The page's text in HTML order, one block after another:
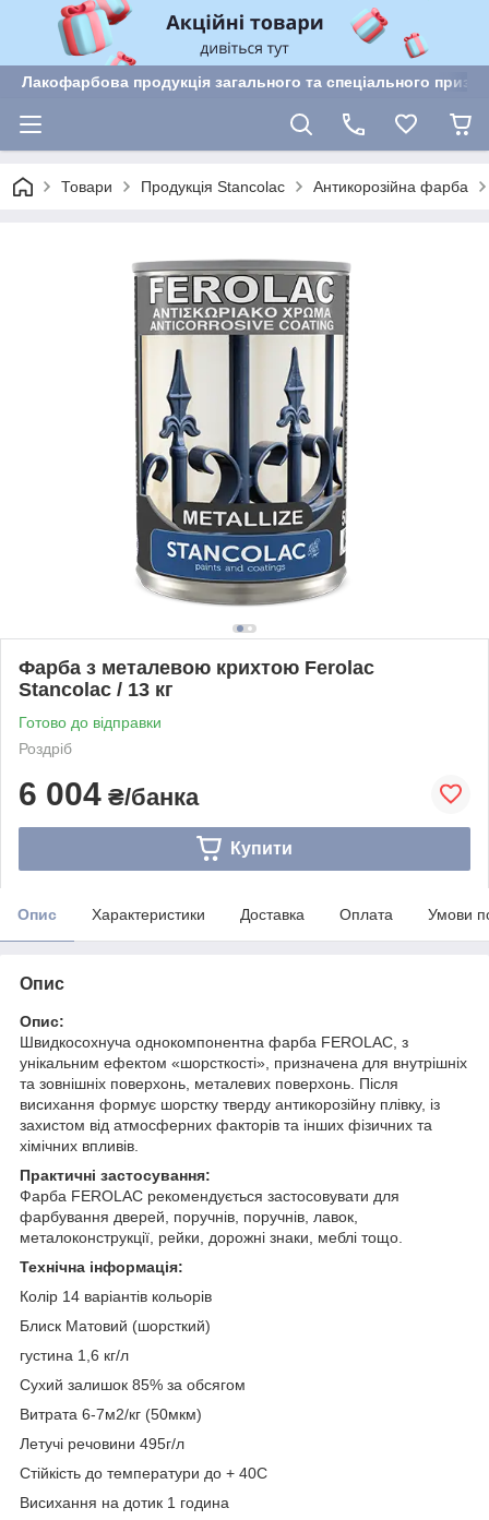
Лакофарбова продукція загального та спеціального
Товари Продукція Stancolac Антикорозійна фарба
Фарба з металевою крихтою Ferolac
Stancolac / 13 кг
Готово до відправки
Роздріб
6 004 ₴/банка
Купити
Опис Характеристики Доставка Оплата Умови
Опис
Опис:
Швидкосохнуча однокомпонентна фарба FEROLAC, з
унікальним ефектом «шорсткості», призначена для внутрішніх
та зовнішніх поверхонь, металевих поверхонь. Після
висихання формує шорстку тверду антикорозійну плівку, із
захистом від атмосферних факторів та інших фізичних та
хімічних впливів.
Практичні застосування:
Фарба FEROLAC рекомендується застосовувати для
фарбування дверей, поручнів, поручнів, лавок,
металоконструкції, рейки, дорожні знаки, меблі тощо.
Технічна інформація:
Колір 14 варіантів кольорів
Блиск Матовий (шорсткий)
густина 1,6 кг/л
Сухий залишок 85% за обсягом
Витрата 6-7м2/кг (50мкм)
Летучі речовини 495г/л
Стійкість до температури до + 40С
Висихання на дотик 1 година